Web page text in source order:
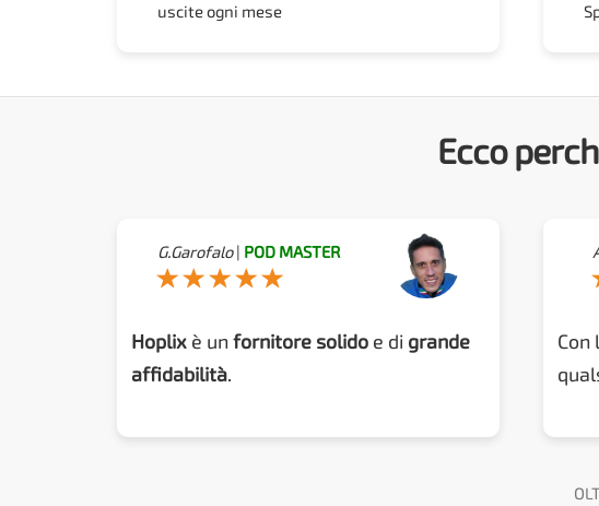
uscite ogni mese
Ecco
G.Garofalo| POD MASTER
Hoplixè un fornitore solidoe di grande
affidabilità.
Con